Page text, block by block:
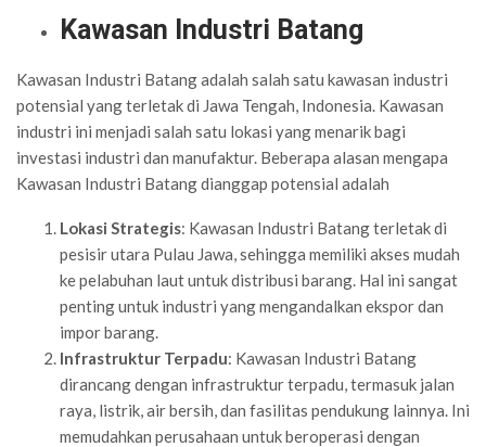
Kawasan Industri Batang
Kawasan Industri Batang adalah salah satu kawasan industri
potensial yang terletak di Jawa Tengah, Indonesia. Kawasan
industri ini menjadi salah satu lokasi yang menarik bagi
investasi industri dan manufaktur. Beberapa alasan mengapa
Kawasan Industri Batang dianggap potensial adalah
Lokasi Strategis: Kawasan Industri Batang terletak di
pesisir utara Pulau Jawa, sehingga memiliki akses mudah
ke pelabuhan laut untuk distribusi barang. Hal ini sangat
penting untuk industri yang mengandalkan ekspor dan
impor barang.
Infrastruktur Terpadu: Kawasan Industri Batang
dirancang dengan infrastruktur terpadu, termasuk jalan
raya, listrik, air bersih, dan fasilitas pendukung lainnya. Ini
memudahkan perusahaan untuk beroperasi dengan